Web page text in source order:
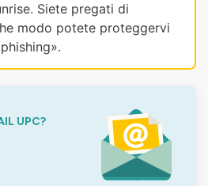
Siete pregati di
modo potete proteggervi
UPC?